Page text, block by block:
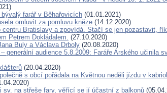
farář v Běhařovicích (01.01.2021)
omluvit za pomluvu kněze (14.12.2020)
centru Bratislavy a zpovídá. Stačí se jen pozastavit,
Petrem Dokládalem. (27.10.2020)
Buly a Václava Drboly (20.08.2020)
generální audience 5.8.2009: Faráře Arského učinila
(20.04.2020)
s obcí pořádala na Květnou neděli jízdu v
sv. na střeše fary, věřící se jí účastní z balkonů